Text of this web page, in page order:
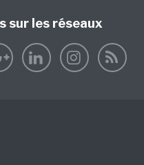
sur les réseaux